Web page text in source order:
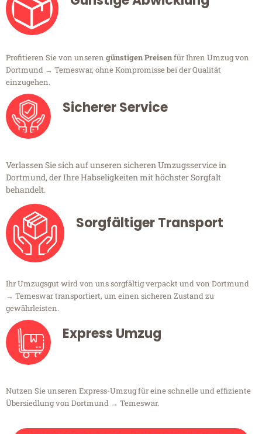
Profitieren Sie von unseren günstigen Preisenfür Ihren Umzug von
Dortmund → Temeswar, ohne Kompromisse bei der Qualität
einzugehen.
Sicherer Service
Verlassen Sie sich auf unseren sicheren Umzugsservice in
Dortmund, der Ihre Habseligkeiten mit höchster Sorgfalt
behandelt.
Sorgfältiger Transport
Ihr Umzugsgut wird von uns sorgfältig verpackt und von Dortmund
→ Temeswar transportiert, um einen sicheren Zustand zu
gewährleisten.
Express Umzug
Nutzen Sie unseren Express-Umzug für eine schnelle und effiziente
Übersiedlung von Dortmund → Temeswar.